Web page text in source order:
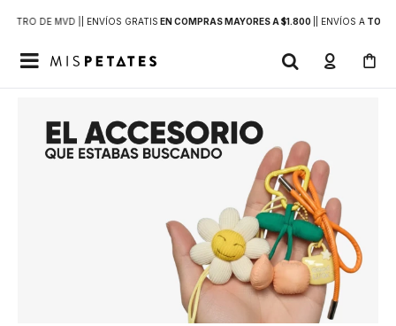
DE MVD | | ENVÍOS GRATIS EN COMPRAS MAYORES A $1.800 | ENVÍOS ATODO
